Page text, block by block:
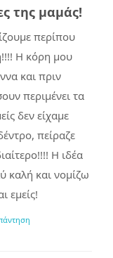
της μαμάς!
περίπου
Η κόρη μου
και πριν
περιμένει τα
δεν είχαμε
πείραζε
Η ιδέα
καλή και νομίζω
εμείς!